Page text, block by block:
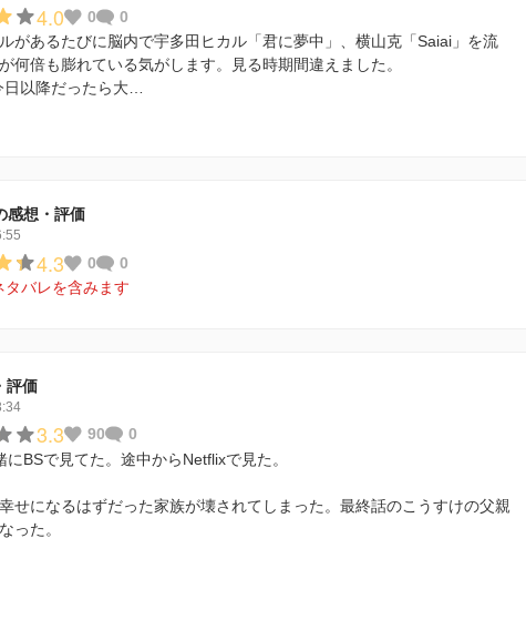
4.0 0
0
があるたびに脳内で宇多田ヒカル「君に夢中」、横山克「Saiai」を流
何倍も膨れている気がします。見る時期間違えました。
以降だったら大…
感想・評価
4.3 0
0
タバレを含みます
評価
3.3 90
0
BSで見てた。途中からNetflixで見た。
せになるはずだった家族が壊されてしまった。最終話のこうすけの父親
った。